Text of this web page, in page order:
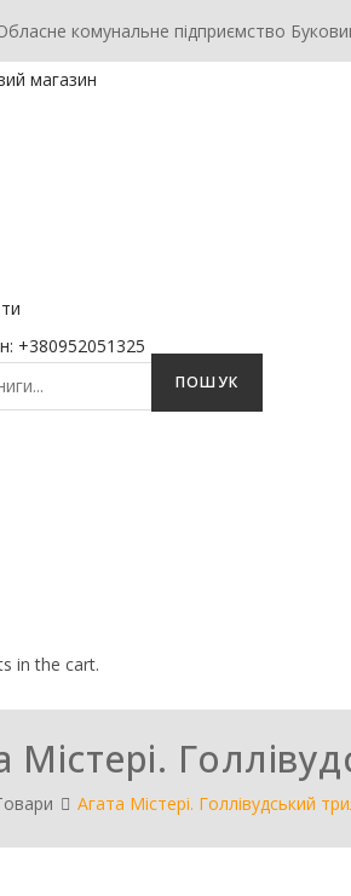
комунальне підприємство
+380952051325
ПОШУК
in the cart.
Містері.
Агата Містері. Голлівудський